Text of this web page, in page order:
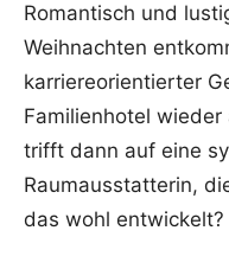
Romantisch und
Weihnachten
karriereorientierter
Familienhotel
trifft dann auf eine
Raumausstatterin,
das wohl entwickelt?